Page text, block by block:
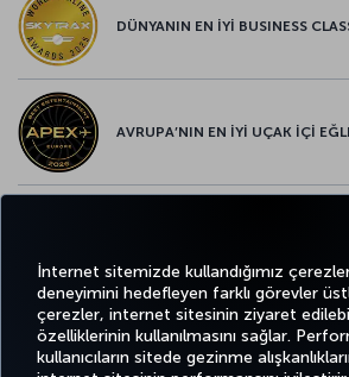
İnternet sitemizde kullandığımız
deneyimini hedefleyen farklı görevler
çerezler, internet sitesinin ziyaret
özelliklerinin kullanılmasını sağlar.
kullanıcıların sitede gezinme
DÜNYANIN EN İYİ BUSINESS
AVRUPA’NIN EN İYİ UÇAK İÇİ
TwitterFacebook
Instagram
Youtube